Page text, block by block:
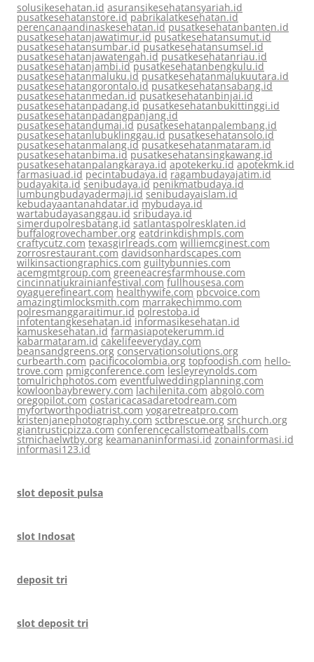
solusikesehatan.id asuransikesehatansyariah.id
pusatkesehatanstore.id pabrikalatkesehatan.id
perencanaandinaskesehatan.id pusatkesehatanbanten.id
pusatkesehatanjawatimur.id pusatkesehatansumut.id
pusatkesehatansumbar.id pusatkesehatansumsel.id
pusatkesehatanjawatengah.id pusatkesehatanriau.id
pusatkesehatanjambi.id pusatkesehatanbengkulu.id
pusatkesehatanmaluku.id pusatkesehatanmalukuutara.id
pusatkesehatangorontalo.id pusatkesehatansabang.id
pusatkesehatanmedan.id pusatkesehatanbinjai.id
pusatkesehatanpadang.id pusatkesehatanbukittinggi.id
pusatkesehatanpadangpanjang.id
pusatkesehatandumai.id pusatkesehatanpalembang.id
pusatkesehatanlubuklinggau.id pusatkesehatansolo.id
pusatkesehatanmalang.id pusatkesehatanmataram.id
pusatkesehatanbima.id pusatkesehatansingkawang.id
pusatkesehatanpalangkaraya.id apotekerku.id apotekmk.id
farmasiuad.id pecintabudaya.id ragambudayajatim.id
budayakita.id senibudaya.id penikmatbudaya.id
lumbungbudayadermaji.id senibudayaislam.id
kebudayaantanahdatar.id mybudaya.id
wartabudayasanggau.id sribudaya.id
simerdupolresbatang.id satlantaspolresklaten.id
buffalogrovechamber.org eatdrinkdishmpls.com
craftycutz.com texasgirlreads.com williemcginest.com
zorrosrestaurant.com davidsonhardscapes.com
wilkinsactiongraphics.com guiltybunnies.com
acemgmtgroup.com greeneacresfarmhouse.com
cincinnatiukrainianfestival.com fullhousesa.com
oyaguerefineart.com healthywife.com pbcvoice.com
amazingtimlocksmith.com marrakechimmo.com
polresmanggaraitimur.id polrestoba.id
infotentangkesehatan.id informasikesehatan.id
kamuskesehatan.id farmasiapotekerumm.id
kabarmataram.id cakelifeeveryday.com
beansandgreens.org conservationsolutions.org
curbearth.com pacificocolombia.org topfoodish.com hello-
trove.com pmigconference.com lesleyreynolds.com
tomulrichphotos.com eventfulweddingplanning.com
kowloonbaybrewery.com lachilenita.com abgolo.com
oregopilot.com costaricacasadaretodream.com
myfortworthpodiatrist.com yogaretreatpro.com
kristenjanephotography.com sctbrescue.org srchurch.org
giantrusticpizza.com conferencecallstomeatballs.com
stmichaelwtby.org keamananinformasi.id zonainformasi.id
informasi123.id
slot deposit pulsa
slot Indosat
deposit tri
slot deposit tri